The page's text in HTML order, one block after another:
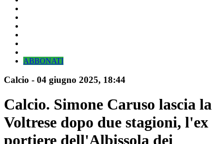
ABBONATI
Calcio - 04 giugno 2025, 18:44
Calcio. Simone Caruso lascia la
Voltrese dopo due stagioni, l'ex
portiere dell'Albissola dei